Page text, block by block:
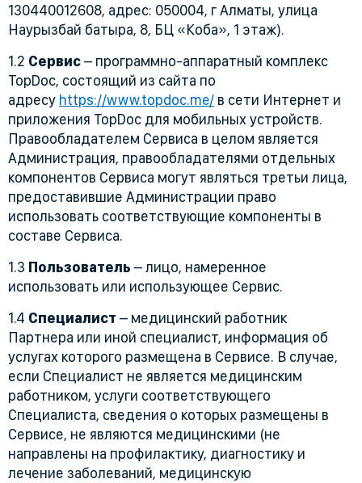
130440012608, адрес: 050004, г Алматы, улица
Наурызбай батыра, 8, БЦ «Коба», 1 этаж).
1.2 Сервис– программно-аппаратный комплекс
TopDoc, состоящий из сайта по
адресу https://www.topdoc.me/ в сети Интернет и
приложения TopDoc для мобильных устройств.
Правообладателем Сервиса в целом является
Администрация, правообладателями отдельных
компонентов Сервиса могут являться третьи лица,
предоставившие Администрации право
использовать соответствующие компоненты в
составе Сервиса.
1.3 Пользователь – лицо, намеренное
использовать или использующее Сервис.
1.4 Специалист – медицинский работник
Партнера или иной специалист, информация об
услугах которого размещена в Сервисе. В случае,
если Специалист не является медицинским
работником, услуги соответствующего
Специалиста, сведения о которых размещены в
Сервисе, не являются медицинскими (не
направлены на профилактику, диагностику и
лечение заболеваний, медицинскую